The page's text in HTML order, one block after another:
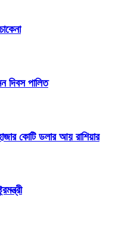
দিবস পালিত
কোটি ডলার আয় রাশিয়ার